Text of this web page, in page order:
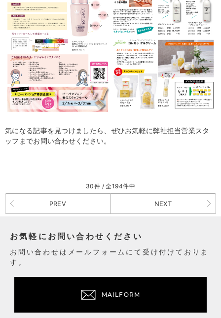
気になる記事を見つけましたら、ぜひお気軽に弊社担当営業スタ
ッフまでお問い合わせください。
30件 / 全194件中
PREV NEXT
お気軽にお問い合わせください
お問い合わせはメールフォームにて受け付けておりま
す。
MAILFORM